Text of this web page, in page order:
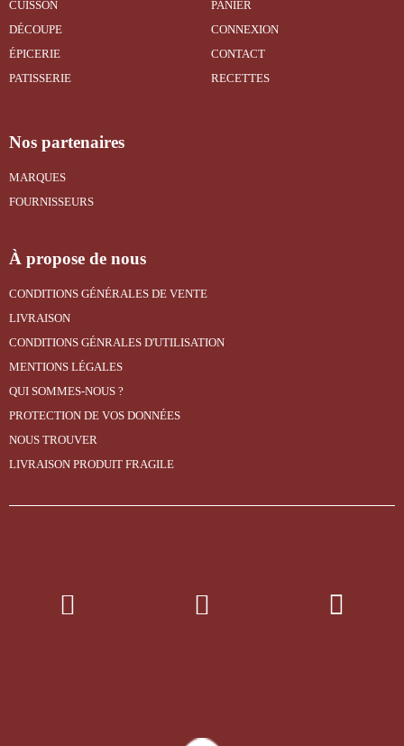
CUISSON
DÉCOUPE
ÉPICERIE
PATISSERIE
PANIER
CONNEXION
CONTACT
RECETTES
Nos partenaires
MARQUES
FOURNISSEURS
À propose de nous
CONDITIONS GÉNÉRALES DE VENTE
LIVRAISON
CONDITIONS GÉNRALES D'UTILISATION
MENTIONS LÉGALES
QUI SOMMES-NOUS ?
PROTECTION DE VOS DONNÉES
NOUS TROUVER
LIVRAISON PRODUIT FRAGILE